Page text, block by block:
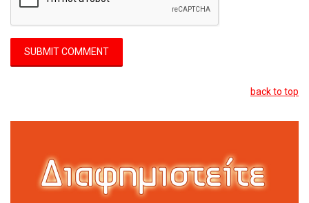
back to top